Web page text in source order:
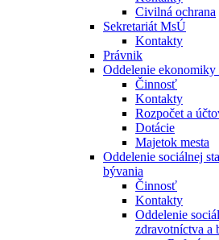
Civilná ochrana
Sekretariát MsÚ
Kontakty
Právnik
Oddelenie ekonomiky
Činnosť
Kontakty
Rozpočet a
Dotácie
Majetok mesta
Oddelenie sociálnej
bývania
Činnosť
Kontakty
Oddelenie
zdravotníctva a